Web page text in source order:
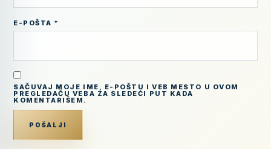
E-POŠTA *
SAČUVAJ MOJE IME, E-POŠTU I VEB MESTO U OVOM
PREGLEDAČU VEBA ZA SLEDEĆI PUT KADA
KOMENTARIŠEM.